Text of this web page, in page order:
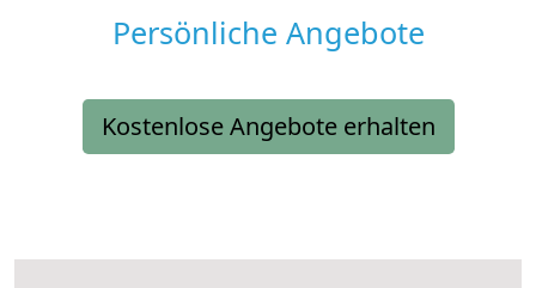
Persönliche Angebote
Kostenlose Angebote erhalten